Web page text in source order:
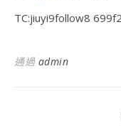
TC:jiuyi9follow8
通過 admin